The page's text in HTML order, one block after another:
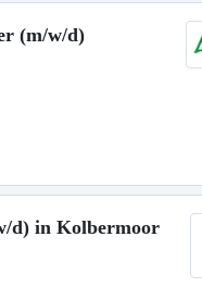
(m/w/d)
d) in Kolbermoor